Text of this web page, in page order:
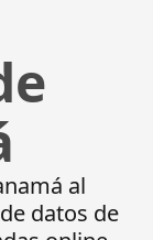
al
datos de